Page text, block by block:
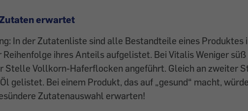
erwartet
In der Zutatenliste sind alle Bestandteile eines Produktes
Reihenfolge ihres Anteils aufgelistet. Bei Vitalis Weniger
Stelle Vollkorn-Haferflocken angeführt. Gleich an zweiter
gelistet. Bei einem Produkt, das auf „gesund“ macht,
Zutatenauswahl erwarten!